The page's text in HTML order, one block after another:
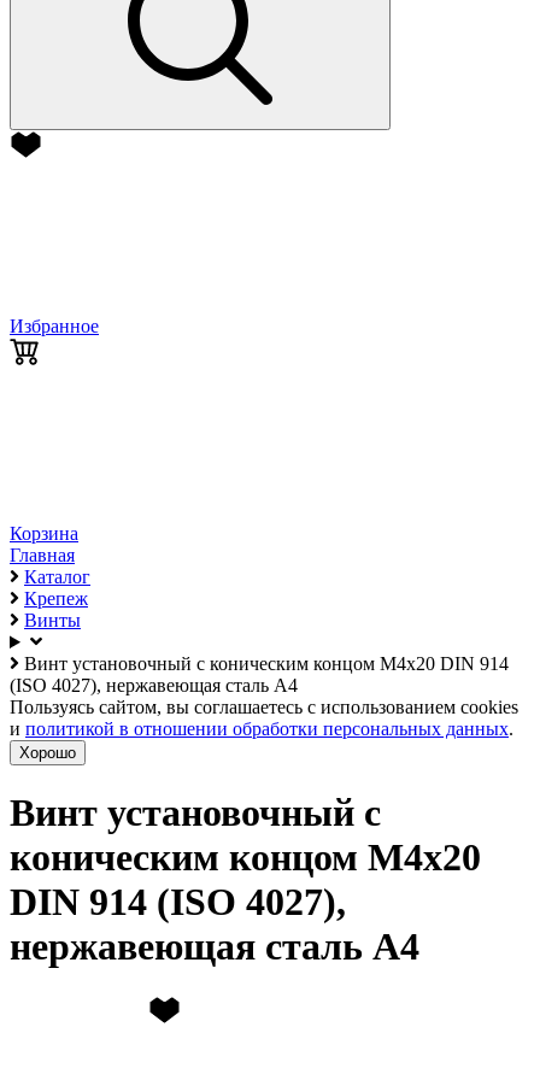
Избранное
Корзина
Главная
Каталог
Крепеж
Винты
Винт установочный с коническим концом М4х20 DIN 914
(ISO 4027), нержавеющая сталь А4
Пользуясь сайтом, вы соглашаетесь с использованием cookies
и политикой в отношении обработки персональных данных.
Хорошо
Винт установочный с
коническим концом М4х20
DIN 914 (ISO 4027),
нержавеющая сталь А4